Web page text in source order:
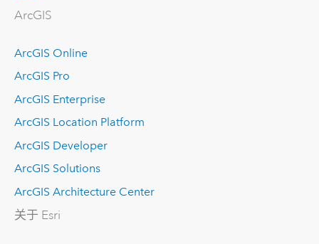
ArcGIS
ArcGIS Online
ArcGIS Pro
ArcGIS Enterprise
ArcGIS Location Platform
ArcGIS Developer
ArcGIS Solutions
ArcGIS Architecture Center
关于 Esri